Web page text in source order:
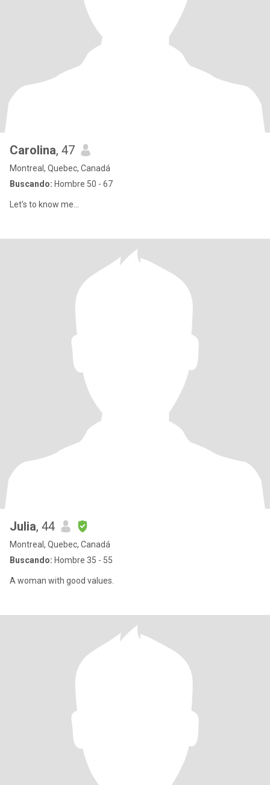
Carolina, 47
Montreal, Quebec, Canadá
Buscando: Hombre 50 - 67
Let's to know me...
Julia, 44
Montreal, Quebec, Canadá
Buscando: Hombre 35 - 55
A woman with good values.